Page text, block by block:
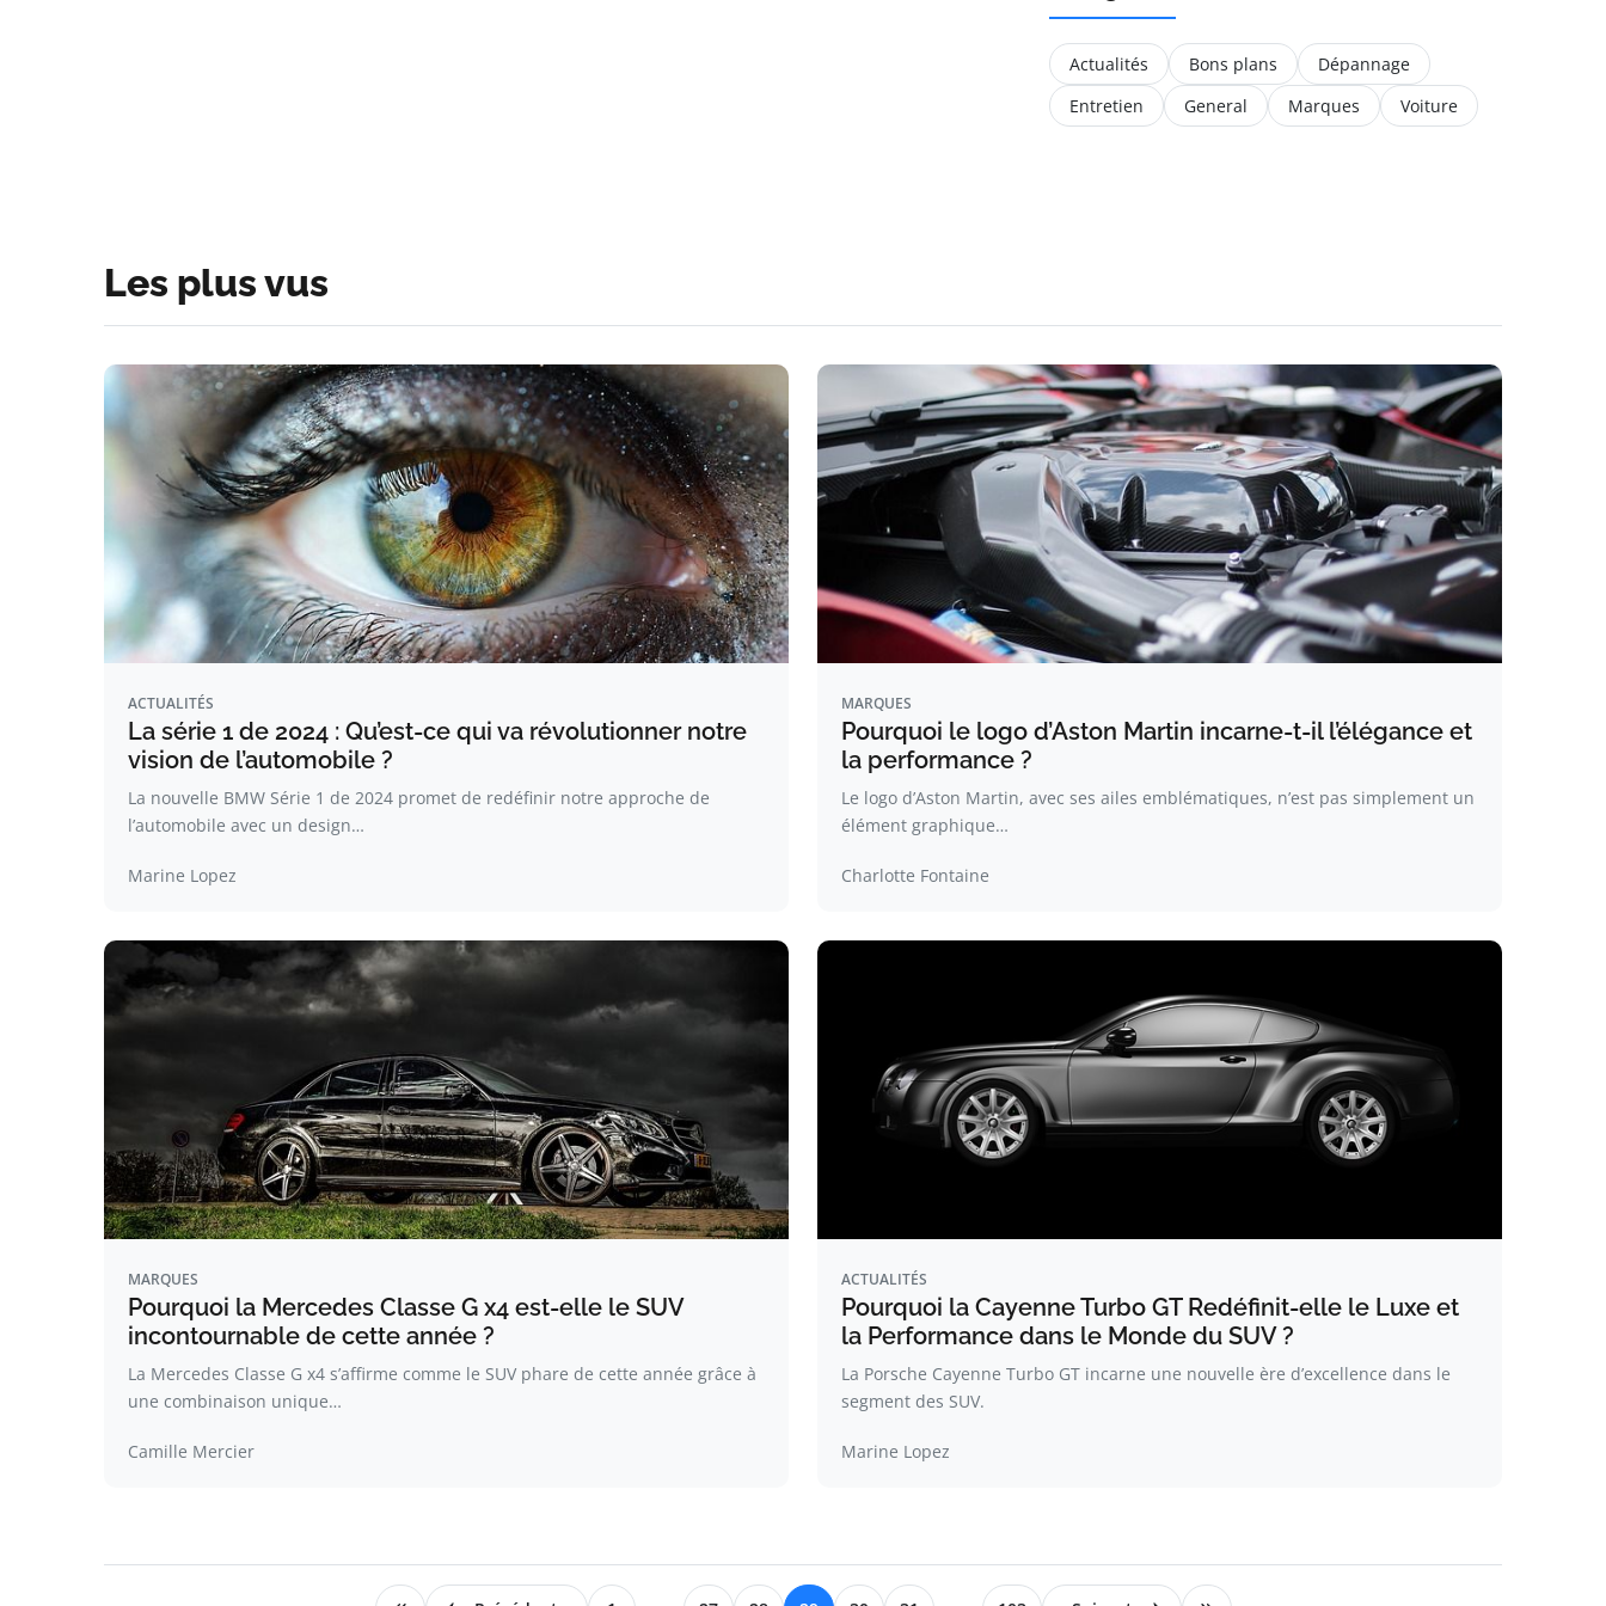
Actualités Bons plans
Dépannage
Entretien
General Marques Voiture
Les plus vus
ACTUALITÉS
La série 1 de 2024 : Qu’est-ce qui va révolutionner notre
vision de l’automobile ?
La nouvelle BMW Série 1 de 2024 promet de redéfinir notre approche de
l’automobile avec un design…
Marine Lopez
MARQUES
Pourquoi le logo d’Aston Martin incarne-t-il l’élégance et
la performance ?
Le logo d’Aston Martin, avec ses ailes emblématiques, n’est pas simplement un
élément graphique…
Charlotte Fontaine
MARQUES
Pourquoi la Mercedes Classe G x4 est-elle le SUV
incontournable de cette année ?
La Mercedes Classe G x4 s’affirme comme le SUV phare de cette année grâce à
une combinaison unique…
Camille Mercier
ACTUALITÉS
Pourquoi la Cayenne Turbo GT Redéfinit-elle le Luxe et
la Performance dans le Monde du SUV ?
La Porsche Cayenne Turbo GT incarne une nouvelle ère d’excellence dans le
segment des SUV.
Marine Lopez